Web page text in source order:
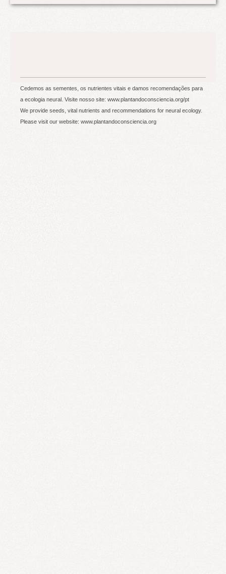
Cedemos as sementes, os nutrientes vitais e damos recomendações para
a ecologia neural. Visite nosso site: www.plantandoconsciencia.org/pt
We provide seeds, vital nutrients and recommendations for neural ecology.
Please visit our website: www.plantandoconsciencia.org